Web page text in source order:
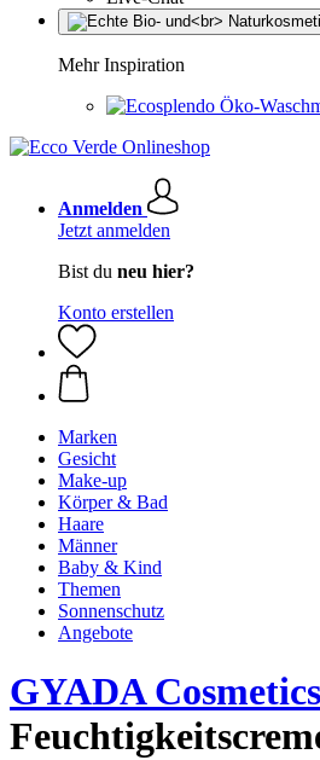
Mehr Inspiration
Öko-
Anmelden
Jetzt anmelden
Bist du neu hier?
Konto erstellen
Marken
Gesicht
Make-up
Körper & Bad
Haare
Männer
Baby & Kind
Themen
Sonnenschutz
Angebote
GYADA Cosmetics